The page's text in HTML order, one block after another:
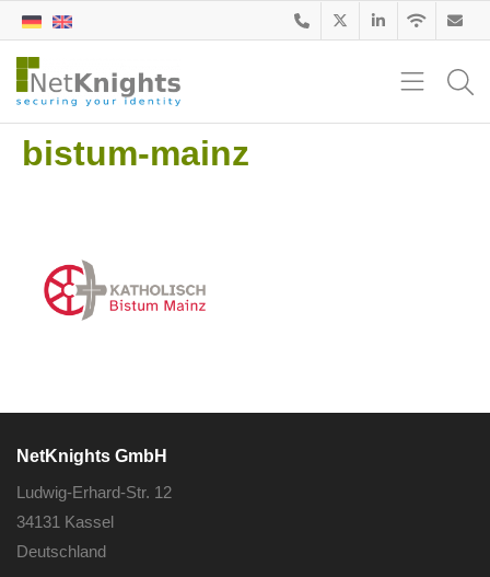
bistum-mainz
NetKnights GmbH
Ludwig-Erhard-Str. 12
34131 Kassel
Deutschland